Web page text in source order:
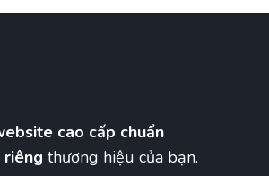
cao cấp chuẩn
riêng thương hiệu của bạn.